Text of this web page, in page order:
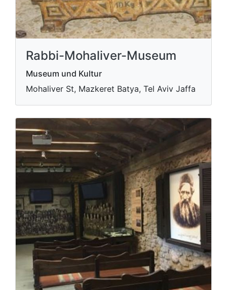
Rabbi-Mohaliver-Museum
Museum und Kultur
Mohaliver St, Mazkeret Batya, Tel Aviv Jaffa